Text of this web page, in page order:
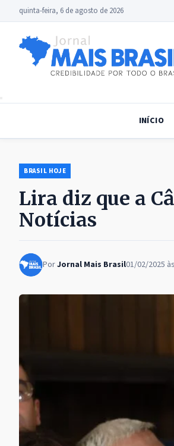
quinta-feira, 6 de agosto de 2026
INÍCIO
BRASIL HOJE
Lira diz que a
Notícias
PorJornal Mais Brasil01/02/2025